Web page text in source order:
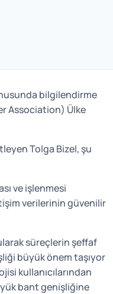
bilgilendirme
Association) Ülke
Tolga Bizel, şu
ve işlenmesi
verilerinin güvenilir
süreçlerin şeffaf
büyük önem taşıyor
kullanıcılarından
bant genişliğine